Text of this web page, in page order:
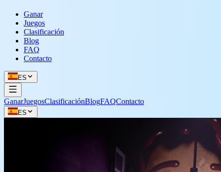
Ganar
Juegos
Clasificación
Blog
FAQ
Contacto
ES
GanarJuegosClasificaciónBlogFAQContacto
ES